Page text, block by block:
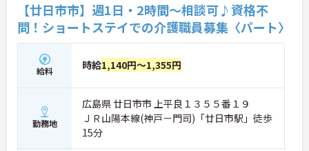
【廿日市市】週1日・2時間～相談可♪資格不
問！ショートステイでの介護職員募集〈パート〉
給料 時給1,140円～1,355円
勤務地
広島県 廿日市市 上平良１３５５番１９
ＪＲ山陽本線(神戸－門司)「廿日市駅」徒歩
15分